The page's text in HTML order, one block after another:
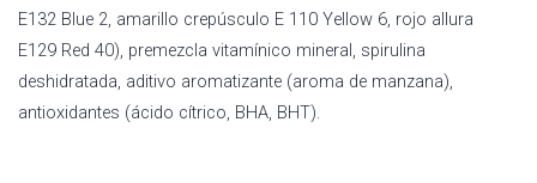
E132 Blue 2, amarillo crepúsculo E 110 Yellow 6, rojo allura
E129 Red 40), premezcla vitamínico mineral, spirulina
deshidratada, aditivo aromatizante (aroma de manzana),
antioxidantes (ácido cítrico, BHA, BHT).